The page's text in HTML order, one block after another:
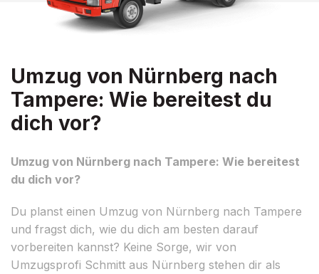
Umzug von Nürnberg nach
Tampere: Wie bereitest du
dich vor?
Umzug von Nürnberg nach Tampere: Wie bereitest
du dich vor?
Du planst einen Umzug von Nürnberg nach Tampere
und fragst dich, wie du dich am besten darauf
vorbereiten kannst? Keine Sorge, wir von
Umzugsprofi Schmitt aus Nürnberg stehen dir als